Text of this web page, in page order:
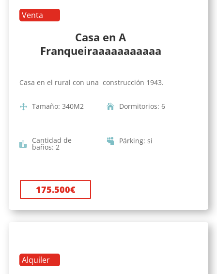
Venta
Casa en A
Franqueiraaaaaaaaaaa
Casa en el rural con una construcción 1943.
Tamaño: 340M2 Dormitorios: 6
Cantidad de
baños: 2
Párking: si
175.500€
Alquiler